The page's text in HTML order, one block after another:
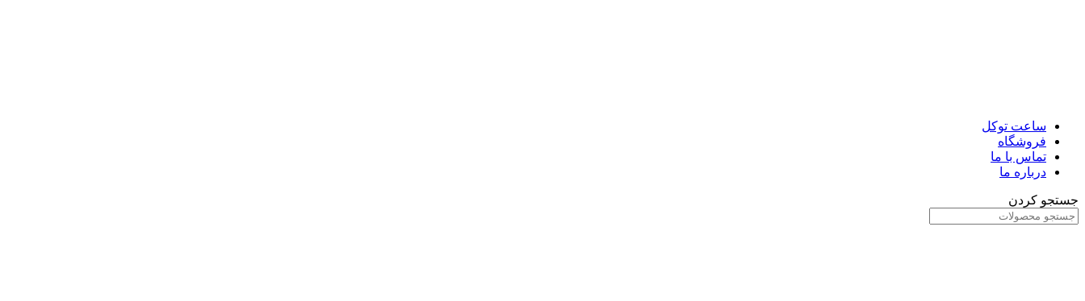
ساعت توکل
فروشگاه
تماس با ما
درباره ما
جستجو کردن